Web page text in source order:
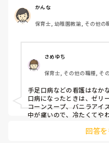
何かありましたら教えてく
かんな
保育士, 幼稚園教諭, その他の
さめゆち
保育士, その他の職種, そ
手足口病などの看護はなか
口病になったときは、ゼリ
コーンスープ、バニラアイ
中が痛いので、冷たくてや
た。水分も少しずつこまめ
回答